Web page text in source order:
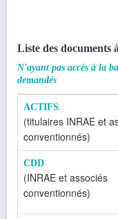
Liste des documents
N'ayant pas accès à la
demandés
ACTIFS
(titulaires INRAE et
conventionnés)
CDD
(INRAE et associés
conventionnés)